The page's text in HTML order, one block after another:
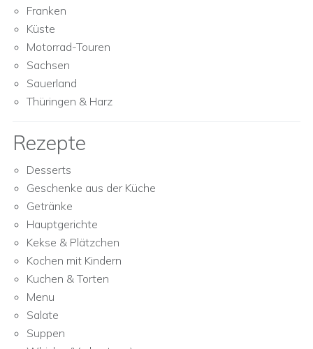
Franken
Küste
Motorrad-Touren
Sachsen
Sauerland
Thüringen & Harz
Rezepte
Desserts
Geschenke aus der Küche
Getränke
Hauptgerichte
Kekse & Plätzchen
Kochen mit Kindern
Kuchen & Torten
Menu
Salate
Suppen